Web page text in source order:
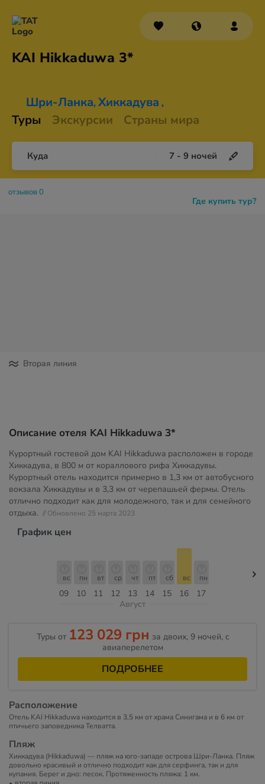
KAI Hikkaduwa 3*
Шри-Ланка, Хиккадува ,
Туры Экскурсии Страны мира
Куда 7 - 9 ночей
Где купить тур?
отзывов 0
Вторая линия
Описание отеля KAI Hikkaduwa 3*
Курортный гостевой дом KAI Hikkaduwa расположен в городе
Хиккадува, в 800 м от кораллового рифа Хиккадувы.
Курортный отель находится примерно в 1,3 км от автобусного
вокзала Хиккадувы и в 3,3 км от черепашьей фермы. Отель
отлично подходит как для молодежного, так и для семейного
отдыха. // Обновлено 25 марта 2023
График цен
09
вс
10
пн
11
вт
12
ср
13
чт
14
пт
15
сб
16
вс
17
пн
Август
Туры от 123 029 грн за двоих, 9 ночей, c
авиаперелетом
ПОДРОБНЕЕ
Расположение
Отель KAI Hikkaduwa находится в 3,5 км от храма Синигама и в 6 км от
птичьего заповедника Телватта.
Пляж
Хиккадува (Hikkaduwa) — пляж на юго-западе острова Шри-Ланка. Пляж
довольно красивый и отлично подходит как для серфинга, так и для
купания. Берег и дно: песок. Протяженность пляжа: 1 км.